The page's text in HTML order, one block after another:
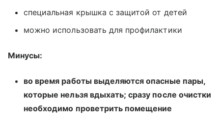
специальная крышка с защитой от детей
можно использовать для профилактики
Минусы:
во время работы выделяются опасные пары,
которые нельзя вдыхать; сразу после очистки
необходимо проветрить помещение